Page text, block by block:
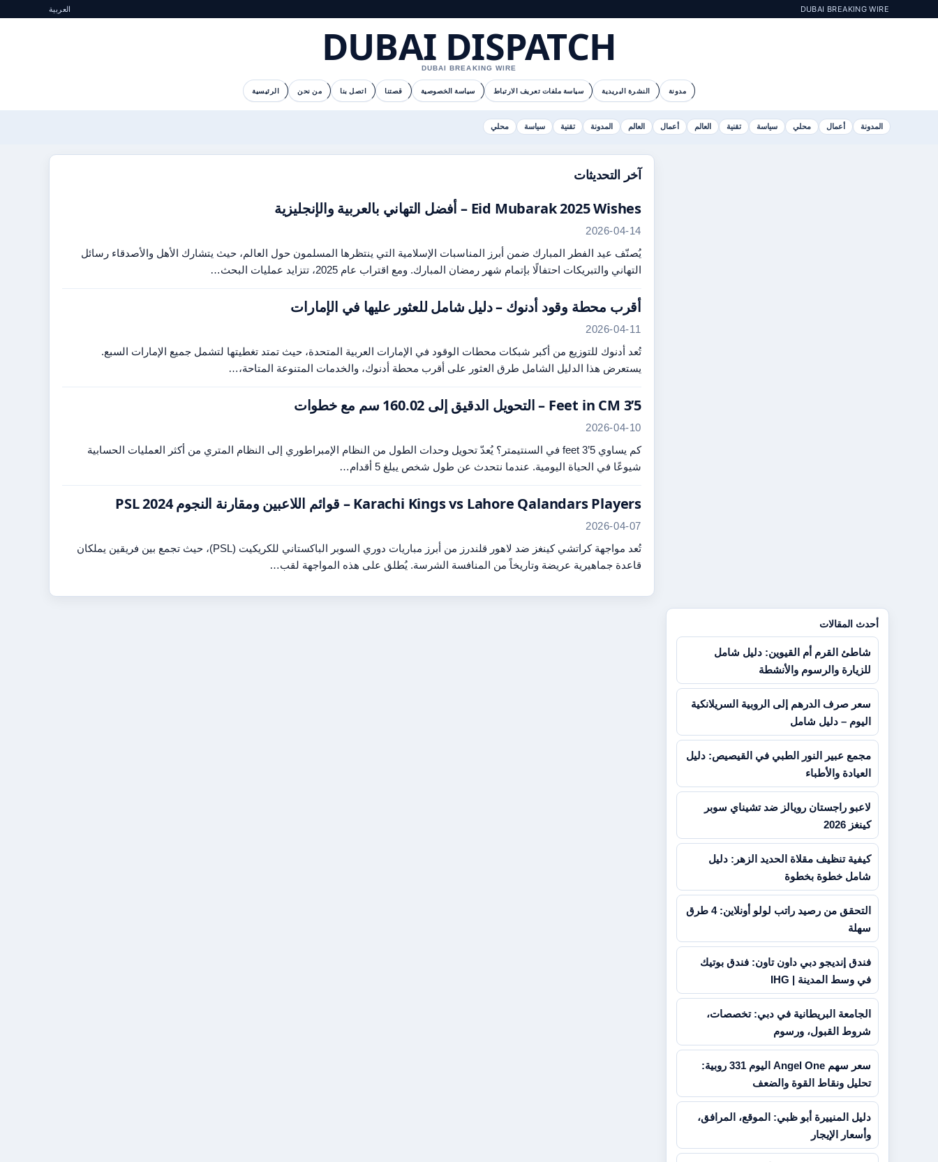
DUBAI BREAKING WIRE العربية
DUBAI DISPATCH
DUBAI BREAKING WIRE
الرئيسية من نحن اتصل بنا قصتنا سياسة الخصوصية سياسة ملفات تعريف الارتباط النشرة البريدية مدونة
المدونة أعمال محلي سياسة تقنية العالم أعمال العالم المدونة تقنية سياسة محلي
آخر التحديثات
Eid Mubarak 2025 Wishes – أفضل التهاني بالعربية والإنجليزية
2026-04-14
يُصنّف عيد الفطر المبارك ضمن أبرز المناسبات الإسلامية التي ينتظرها المسلمون حول العالم، حيث يتشارك الأهل والأصدقاء رسائل
التهاني والتبريكات احتفالًا بإتمام شهر رمضان المبارك. ومع اقتراب عام 2025، تتزايد عمليات البحث…
أقرب محطة وقود أدنوك – دليل شامل للعثور عليها في الإمارات
2026-04-11
تُعد أدنوك للتوزيع من أكبر شبكات محطات الوقود في الإمارات العربية المتحدة، حيث تمتد تغطيتها لتشمل جميع الإمارات السبع.
يستعرض هذا الدليل الشامل طرق العثور على أقرب محطة أدنوك، والخدمات المتنوعة المتاحة،…
5’3 Feet in CM – التحويل الدقيق إلى 160.02 سم مع خطوات
2026-04-10
كم يساوي 5’3 feet في السنتيمتر؟ يُعدّ تحويل وحدات الطول من النظام الإمبراطوري إلى النظام المتري من أكثر العمليات الحسابية
شيوعًا في الحياة اليومية. عندما نتحدث عن طول شخص يبلغ 5 أقدام…
Karachi Kings vs Lahore Qalandars Players – قوائم اللاعبين ومقارنة النجوم PSL 2024
2026-04-07
تُعد مواجهة كراتشي كينغز ضد لاهور قلندرز من أبرز مباريات دوري السوبر الباكستاني للكريكيت (PSL)، حيث تجمع بين فريقين يملكان
قاعدة جماهيرية عريضة وتاريخاً من المنافسة الشرسة. يُطلق على هذه المواجهة لقب…
أحدث المقالات
شاطئ القرم أم القيوين: دليل شامل
للزيارة والرسوم والأنشطة
سعر صرف الدرهم إلى الروبية السريلانكية
اليوم – دليل شامل
مجمع عبير النور الطبي في القيصيص: دليل
العيادة والأطباء
لاعبو راجستان رويالز ضد تشيناي سوبر
كينغز 2026
كيفية تنظيف مقلاة الحديد الزهر: دليل
شامل خطوة بخطوة
التحقق من رصيد راتب لولو أونلاين: 4 طرق
سهلة
فندق إنديجو دبي داون تاون: فندق بوتيك
في وسط المدينة | IHG
الجامعة البريطانية في دبي: تخصصات،
شروط القبول، ورسوم
سعر سهم Angel One اليوم 331 روبية:
تحليل ونقاط القوة والضعف
دليل المنييرة أبو ظبي: الموقع، المرافق،
وأسعار الإيجار